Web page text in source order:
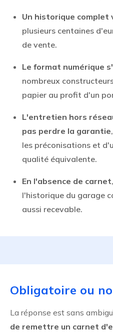
Un historique complet
plusieurs centaines
de vente.
Le format numérique
nombreux
papier au profit d'un
L'entretien hors
pas perdre la garantie
les préconisations et
qualité équivalente.
En l'absence de carnet
l'historique du garage
aussi recevable.
Obligatoire ou
La réponse est sans
de remettre un carnet